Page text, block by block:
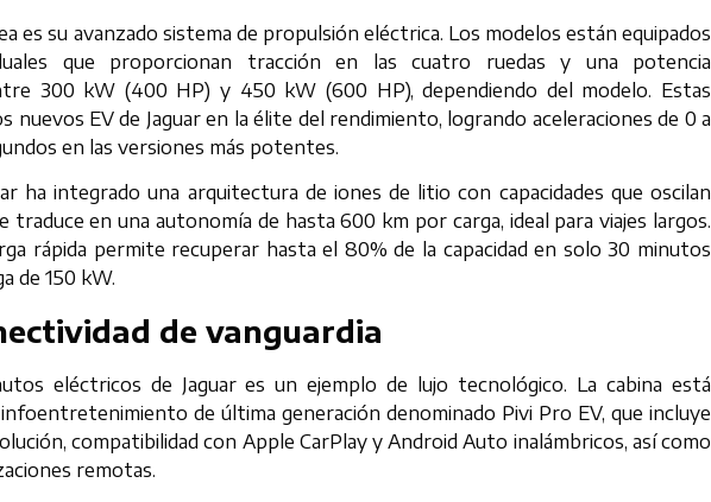
es su avanzado sistema de propulsión eléctrica. Los modelos están equipados
que proporcionan tracción en las cuatro ruedas y una potencia
300 kW (400 HP) y 450 kW (600 HP), dependiendo del modelo. Estas
nuevos EV de Jaguar en la élite del rendimiento, logrando aceleraciones de 0 a
en las versiones más potentes.
ha integrado una arquitectura de iones de litio con capacidades que oscilan
en una autonomía de hasta 600 km por carga, ideal para viajes largos.
rápida permite recuperar hasta el 80% de la capacidad en solo 30 minutos
de 150 kW.
de vanguardia
eléctricos de Jaguar es un ejemplo de lujo tecnológico. La cabina está
de última generación denominado Pivi Pro EV, que incluye
compatibilidad con Apple CarPlay y Android Auto inalámbricos, así como
remotas.